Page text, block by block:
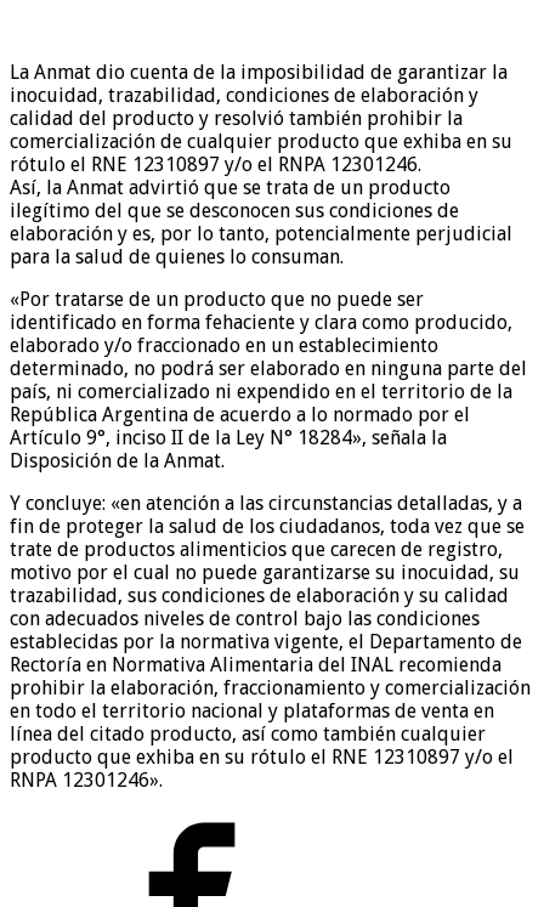
La Anmat dio cuenta de la imposibilidad de garantizar la
inocuidad, trazabilidad, condiciones de elaboración y
calidad del producto y resolvió también prohibir la
comercialización de cualquier producto que exhiba en su
rótulo el RNE 12310897 y/o el RNPA 12301246.
Así, la Anmat advirtió que se trata de un producto
ilegítimo del que se desconocen sus condiciones de
elaboración y es, por lo tanto, potencialmente perjudicial
para la salud de quienes lo consuman.
«Por tratarse de un producto que no puede ser
identificado en forma fehaciente y clara como producido,
elaborado y/o fraccionado en un establecimiento
determinado, no podrá ser elaborado en ninguna parte del
país, ni comercializado ni expendido en el territorio de la
República Argentina de acuerdo a lo normado por el
Artículo 9°, inciso II de la Ley N° 18284», señala la
Disposición de la Anmat.
Y concluye: «en atención a las circunstancias detalladas, y a
fin de proteger la salud de los ciudadanos, toda vez que se
trate de productos alimenticios que carecen de registro,
motivo por el cual no puede garantizarse su inocuidad, su
trazabilidad, sus condiciones de elaboración y su calidad
con adecuados niveles de control bajo las condiciones
establecidas por la normativa vigente, el Departamento de
Rectoría en Normativa Alimentaria del INAL recomienda
prohibir la elaboración, fraccionamiento y comercialización
en todo el territorio nacional y plataformas de venta en
línea del citado producto, así como también cualquier
producto que exhiba en su rótulo el RNE 12310897 y/o el
RNPA 12301246».